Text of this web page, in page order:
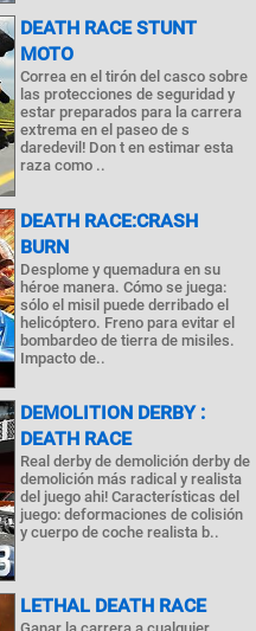
DEATH RACE STUNT
MOTO
Correa en el tirón del casco sobre
las protecciones de seguridad y
estar preparados para la carrera
extrema en el paseo de s
daredevil! Don t en estimar esta
raza como ..
DEATH RACE:CRASH
BURN
Desplome y quemadura en su
héroe manera. Cómo se juega:
sólo el misil puede derribado el
helicóptero. Freno para evitar el
bombardeo de tierra de misiles.
Impacto de..
DEMOLITION DERBY :
DEATH RACE
Real derby de demolición derby de
demolición más radical y realista
del juego ahi! Características del
juego: deformaciones de colisión
y cuerpo de coche realista b..
LETHAL DEATH RACE